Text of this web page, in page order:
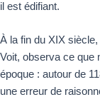
il est édifiant.
À la fin du XIX
Voit, observa ce que
époque : autour de
une erreur de